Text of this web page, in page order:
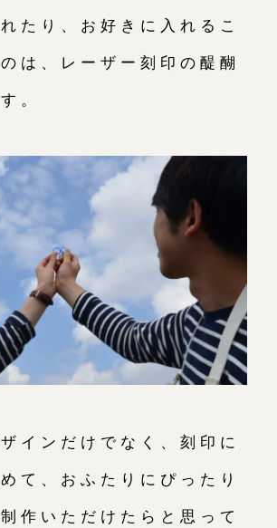
たり、お好きに入れるこ
は、レーザー刻印の醍醐
。
インだけでなく、刻印に
て、おふたりにぴったり
作いただけたらと思って